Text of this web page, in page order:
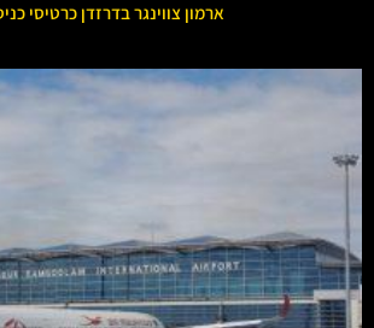
ארמון צווינגר בדרזדן כרטיסי